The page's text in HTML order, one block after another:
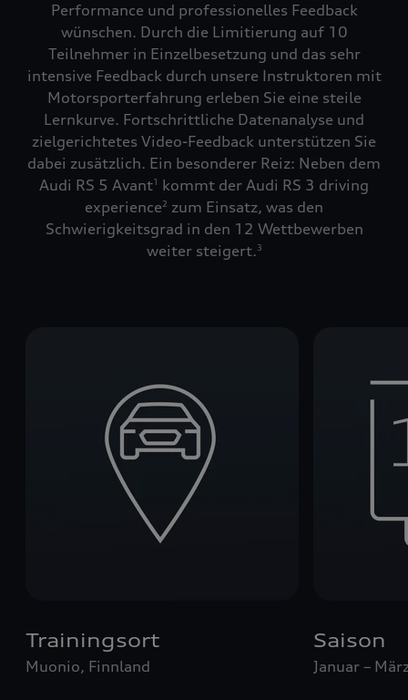
Performance und professionelles Feedback
wünschen. Durch die Limitierung auf 10
Teilnehmer in Einzelbesetzung und das sehr
intensive Feedback durch unsere Instruktoren mit
Motorsporterfahrung erleben Sie eine steile
Lernkurve. Fortschrittliche Datenanalyse und
zielgerichtetes Video-Feedback unterstützen Sie
dabei zusätzlich. Ein besonderer Reiz: Neben dem
Audi RS 5 Avant1
kommt der Audi RS 3 driving
experience2 zum Einsatz, was den
Schwierigkeitsgrad in den 12 Wettbewerben
weiter steigert.3
Trainingsort
Muonio, Finnland
Saison
Januar –